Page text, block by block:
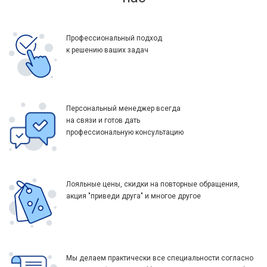
Профессиональный подход
к решению ваших задач
Персональный менеджер всегда
на связи и готов дать
профессиональную консультацию
Лояльные цены, скидки на повторные обращения,
акция "приведи друга" и многое другое
Мы делаем практически все специальности согласно